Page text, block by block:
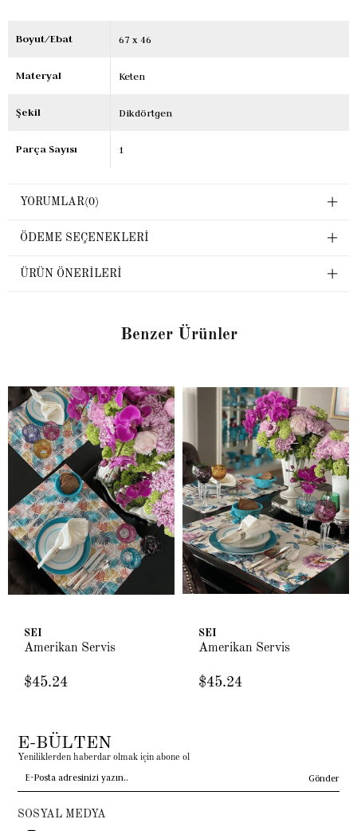
Boyut/Ebat 67 x 46
Materyal Keten
Şekil Dikdörtgen
Parça Sayısı 1
YORUMLAR(0)
ÖDEME SEÇENEKLERI
ÜRÜN ÖNERILERI
Benzer Ürünler
SEI
Amerikan Servis
$45.24
SEI
Amerikan Servis
$45.24
E-BÜLTEN
Yeniliklerden haberdar olmak için abone ol
Gönder
SOSYAL MEDYA